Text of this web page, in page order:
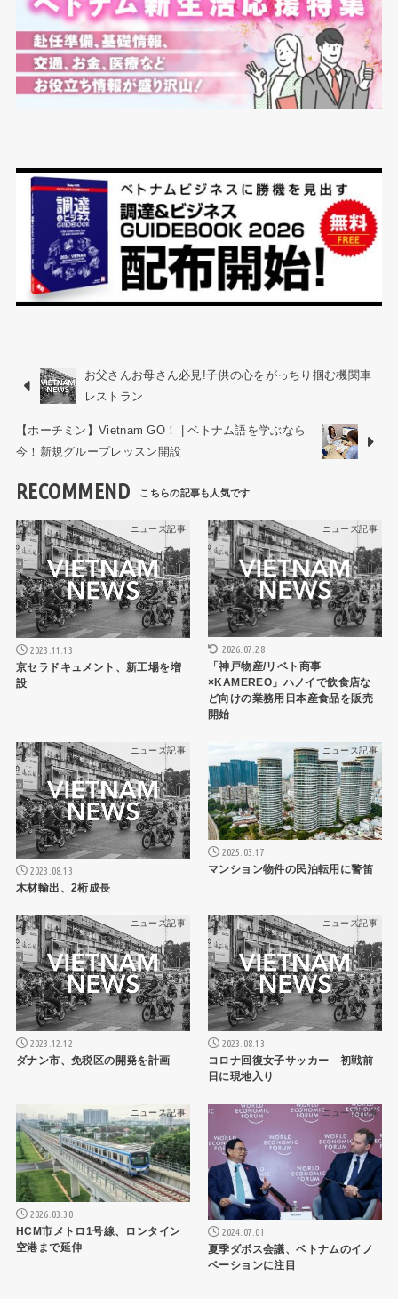
お父さんお母さん必見!子供の心をがっちり掴む機関車
レストラン
【ホーチミン】Vietnam GO！ | ベトナム語を学ぶなら
今！新規グループレッスン開設
RECOMMEND
ニュース記事
2023.11.13
京セラドキュメント、新工場を増
設
ニュース記事
2026.07.28
「神戸物産/リベト商事
×KAMEREO」ハノイで飲食店な
ど向けの業務用日本産食品を販売
開始
ニュース記事
2023.08.13
木材輸出、2桁成長
ニュース記事
2025.03.17
マンション物件の民泊転用に警笛
ニュース記事
2023.12.12
ダナン市、免税区の開発を計画
ニュース記事
2023.08.13
コロナ回復女子サッカー 初戦前
日に現地入り
ニュース記事
2026.03.30
HCM市メトロ1号線、ロンタイン
空港まで延伸
ニュース記事
2024.07.01
夏季ダボス会議、ベトナムのイノ
ベーションに注目